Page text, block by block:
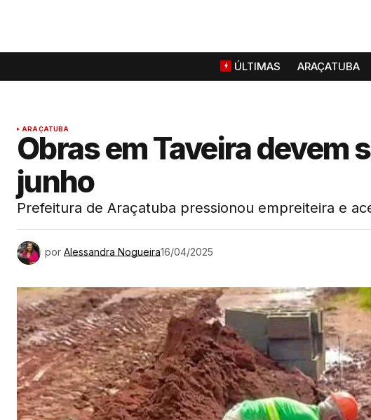
ÚLTIMAS ARAÇATUBA
ARAÇATUBA
Obras em Taveira devem
junho
Prefeitura de Araçatuba pressionou empreiteira e
por Alessandra Nogueira16/04/2025